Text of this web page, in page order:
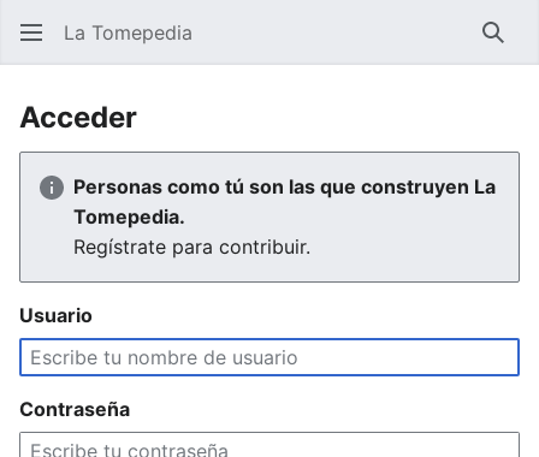
La Tomepedia
Acceder
Personas como tú son las que construyen La
Tomepedia.
Regístrate para contribuir.
Usuario
Contraseña